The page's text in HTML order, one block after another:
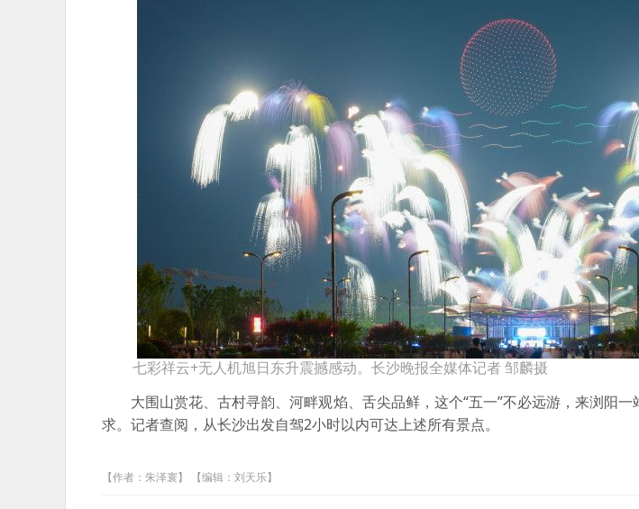
七彩祥云+无人机旭日东升震撼感动。长沙晚报全媒体记者 邹麟摄
大围山赏花、古村寻韵、河畔观焰、舌尖品鲜，这个“五一”不必远游，来浏阳
求。记者查阅，从长沙出发自驾2小时以内可达上述所有景点。
【作者：朱泽寰】 【编辑：刘天乐】